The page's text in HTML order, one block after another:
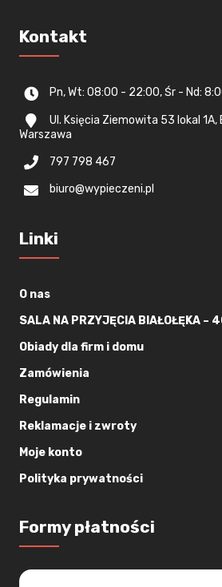
Kontakt
Pn, Wt: 08:00 - 22:00, Śr - Nd:
Ul. Księcia Ziemowita 53 lokal
Warszawa
797 798 467
biuro@wypieczeni.pl
Linki
O nas
SALA NA PRZYJĘCIA BIAŁOŁĘKA –
Obiady dla firm i domu
Zamówienia
Regulamin
Reklamacje i zwroty
Moje konto
Polityka prywatności
Formy płatności